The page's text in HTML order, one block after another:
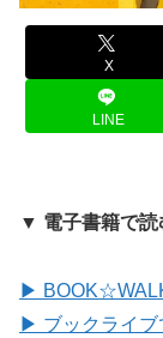
X
LINE
▼ 電子書籍で読
▶
▶ ブックライブ